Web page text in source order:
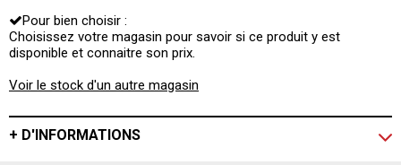
plier, elles pourront se prêter à des formes simples ou
sophistiquées.
Pour bien choisir :
Choisissez votre magasin pour savoir si ce produit y est
disponible et connaitre son prix.
Voir le stock d'un autre magasin
+ D'INFORMATIONS